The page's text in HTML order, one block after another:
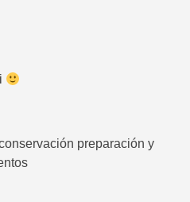
preparación y